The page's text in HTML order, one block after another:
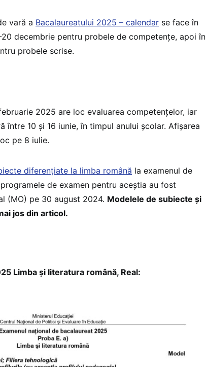
vară a Bacalaureatului 2025 – calendar se face în
decembrie pentru probele de competențe, apoi în
probele scrise.
2025 are loc evaluarea competențelor, iar
între 10 și 16 iunie, în timpul anului școlar. Afișarea
pe 8 iulie.
diferențiate la limba română la examenul de
de examen pentru aceștia au fost
(MO) pe 30 august 2024. Modelele de subiecte și
jos din articol.
Limba și literatura română, Real: